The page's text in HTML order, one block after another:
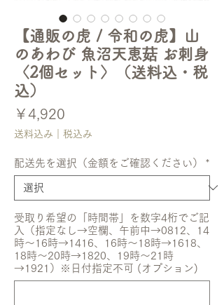
【通販の虎 / 令和の虎】山
のあわび 魚沼天恵菇 お刺身
〈2個セット〉（送料込・税
込）
￥4,920
格
送料込み｜税込み
配送先を選択（金額をご確認ください） *
受取り希望の「時間帯」を数字4桁でご記
入（指定なし→空欄、午前中→0812、14
時〜16時→1416、16時〜18時→1618、
18時〜20時→1820、19時〜21時
→1921）※日付指定不可 (オプション)